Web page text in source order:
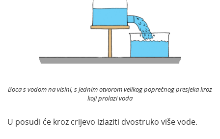
Boca s vodom na visini, s jednim otvorom velikog poprečnog presjeka kroz
koji prolazi voda
U posudi će kroz crijevo izlaziti dvostruko više vode.